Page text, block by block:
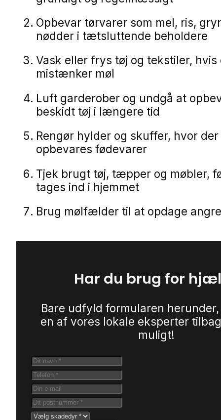
Opbevar tørvarer som mel, ris,
nødder i tætsluttende beholdere
Vask eller frys tøj og tekstiler, hvis
mistænker møl
Luft garderober og undgå at
beskidt tøj i længere tid
Rengør hylder og skuffer, hvor der
opbevares fødevarer
Tjek brugt tøj, tæpper og møbler,
tages ind i hjemmet
Brug mølfælder til at opdage
Har du brug for
Bare udfyld formularen
en af vores lokale eksperter
muligt!